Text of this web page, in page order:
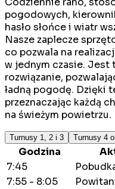
pogodowych,
hasło słońce i wiatr
Nasze zaplecze
co pozwala na
w jednym czasie.
rozwiązanie,
ładną pogodę. Dzięki
przeznaczając każdą
na świeżym powietrzu.
Turnusy 1, 2 i 3 Turnusy 4
Godzina
7:45
7:55 - 8:05